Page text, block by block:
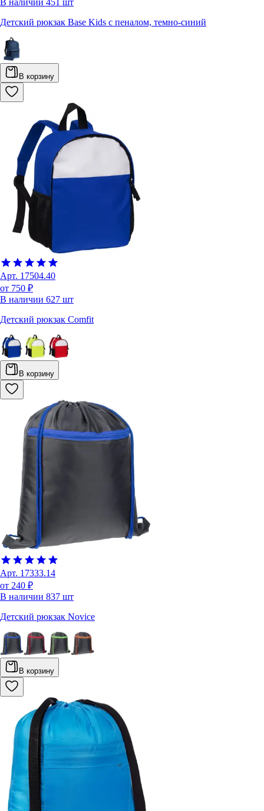
В наличии 451 шт
Детский рюкзак Base Kids с пеналом, темно-синий
В корзину
Арт. 17504.40
от 750 ₽
В наличии 627 шт
Детский рюкзак Comfit
В корзину
Арт. 17333.14
от 240 ₽
В наличии 837 шт
Детский рюкзак Novice
В корзину